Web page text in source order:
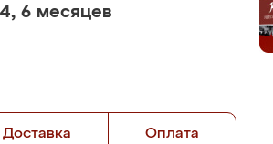
6 месяцев
Доставка Оплата